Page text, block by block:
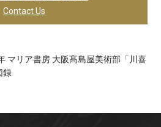
Contact Us
マリア書房 大阪髙島屋美術部「川喜
録